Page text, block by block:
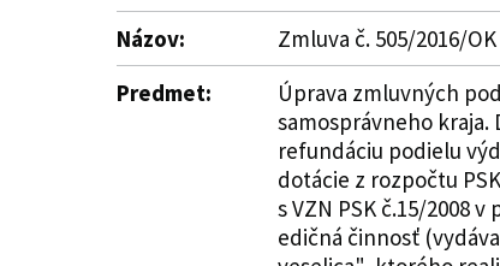
Názov:
Zmluva č. 505/2016/
Predmet:
Úprava zmluvných
samosprávneho kraja.
refundáciu podielu
dotácie z rozpočtu
s VZN PSK č.15/2008
edičná činnosť